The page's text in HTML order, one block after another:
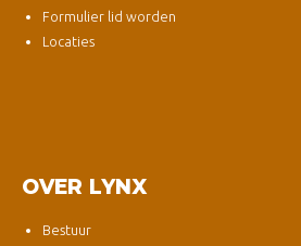
Formulier lid worden
Locaties
OVER LYNX
Bestuur